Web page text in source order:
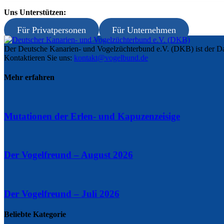
Uns Unterstützen:
Für Privatpersonen Für Unternehmen
Der Deutsche Kanarien- und Vogelzüchterbund e.V. (DKB) ist der
Kontaktieren Sie uns: kontakt@vogelbund.de
Mehr erfahren
Mutationen der Erlen- und Kapuzenzeisige
Der Vogelfreund – August 2026
Der Vogelfreund – Juli 2026
Beliebte Kategorie